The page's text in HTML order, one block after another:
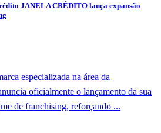
JANELA CRÉDITO lança expansão
especializada na área da
oficialmente o lançamento da sua
de franchising, reforçando ...